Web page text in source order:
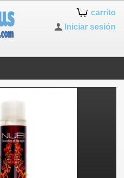
carrito
Iniciar sesión